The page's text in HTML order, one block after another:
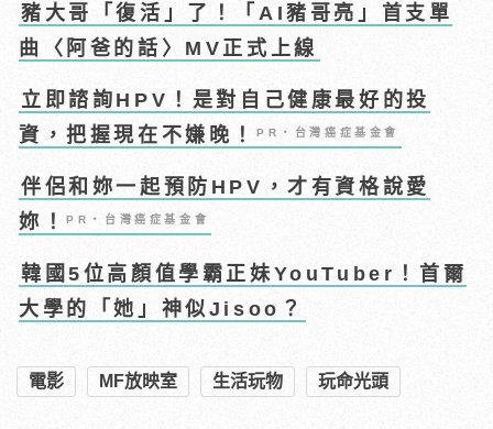
豬大哥「復活」了！「AI豬哥亮」首支單
曲〈阿爸的話〉MV正式上線
立即諮詢HPV！是對自己健康最好的投
資，把握現在不嫌晚！PR・台灣癌症基金會
伴侶和妳一起預防HPV，才有資格說愛
妳！PR・台灣癌症基金會
韓國5位高顏值學霸正妹YouTuber！首爾
大學的「她」神似Jisoo？
電影 MF放映室 生活玩物 玩命光頭